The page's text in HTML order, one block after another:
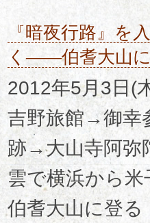
『暗夜行路』を
く――伯耆大山
2012年5月3日(
吉野旅館→御幸
跡→大山寺阿弥
雲で横浜から
伯耆大山に登